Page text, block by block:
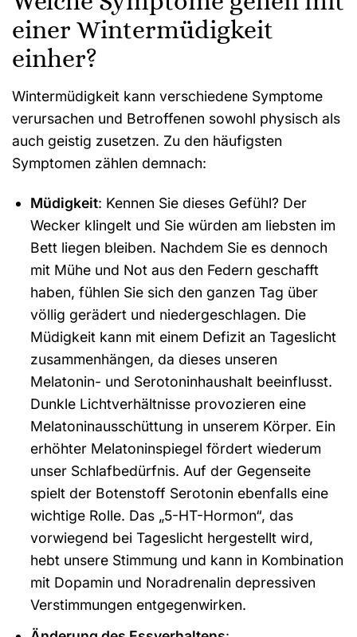
einer Wintermüdigkeit
einher?
Wintermüdigkeit kann verschiedene Symptome
verursachen und Betroffenen sowohl physisch als
auch geistig zusetzen. Zu den häufigsten
Symptomen zählen demnach:
Müdigkeit: Kennen Sie dieses Gefühl? Der
Wecker klingelt und Sie würden am liebsten im
Bett liegen bleiben. Nachdem Sie es dennoch
mit Mühe und Not aus den Federn geschafft
haben, fühlen Sie sich den ganzen Tag über
völlig gerädert und niedergeschlagen. Die
Müdigkeit kann mit einem Defizit an Tageslicht
zusammenhängen, da dieses unseren
Melatonin- und Serotoninhaushalt beeinflusst.
Dunkle Lichtverhältnisse provozieren eine
Melatoninausschüttung in unserem Körper. Ein
erhöhter Melatoninspiegel fördert wiederum
unser Schlafbedürfnis. Auf der Gegenseite
spielt der Botenstoff Serotonin ebenfalls eine
wichtige Rolle. Das „5-HT-Hormon“, das
vorwiegend bei Tageslicht hergestellt wird,
hebt unsere Stimmung und kann in Kombination
mit Dopamin und Noradrenalin depressiven
Verstimmungen entgegenwirken.